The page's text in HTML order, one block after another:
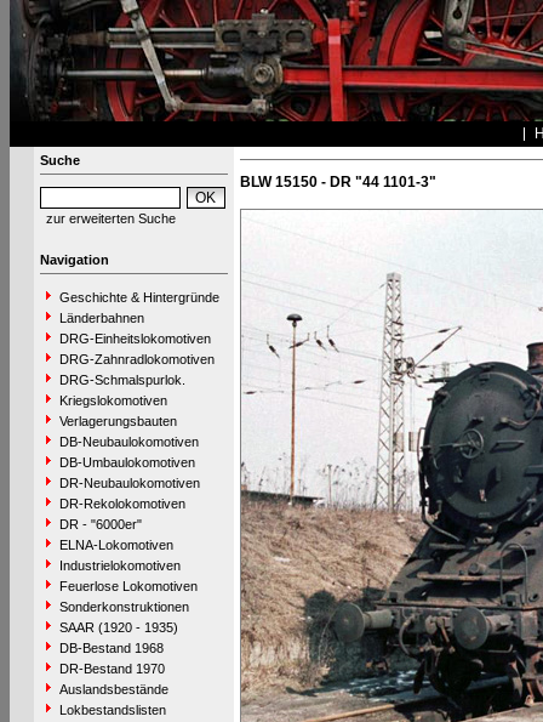
Suche
zur erweiterten Suche
Navigation
Geschichte & Hintergründe
Länderbahnen
DRG-Einheitslokomotiven
DRG-Zahnradlokomotiven
DRG-Schmalspurlok.
Kriegslokomotiven
Verlagerungsbauten
DB-Neubaulokomotiven
DB-Umbaulokomotiven
DR-Neubaulokomotiven
DR-Rekolokomotiven
DR - "6000er"
ELNA-Lokomotiven
Industrielokomotiven
Feuerlose Lokomotiven
Sonderkonstruktionen
SAAR (1920 - 1935)
DB-Bestand 1968
DR-Bestand 1970
Auslandsbestände
Lokbestandslisten
BLW 15150 - DR "44 1101-3"